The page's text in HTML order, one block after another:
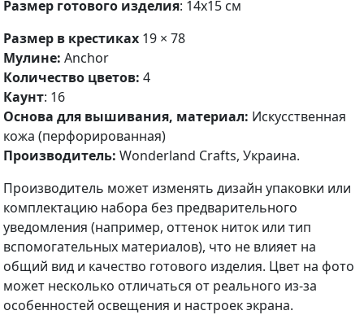
Размер готового изделия: 14х15 см
Размер в крестиках 19 × 78
Мулине: Anchor
Количество цветов: 4
Каунт: 16
Основа для вышивания, материал: Искусственная
кожа (перфорированная)
Производитель: Wonderland Crafts, Украина.
Производитель может изменять дизайн упаковки или
комплектацию набора без предварительного
уведомления (например, оттенок ниток или тип
вспомогательных материалов), что не влияет на
общий вид и качество готового изделия. Цвет на фото
может несколько отличаться от реального из-за
особенностей освещения и настроек экрана.